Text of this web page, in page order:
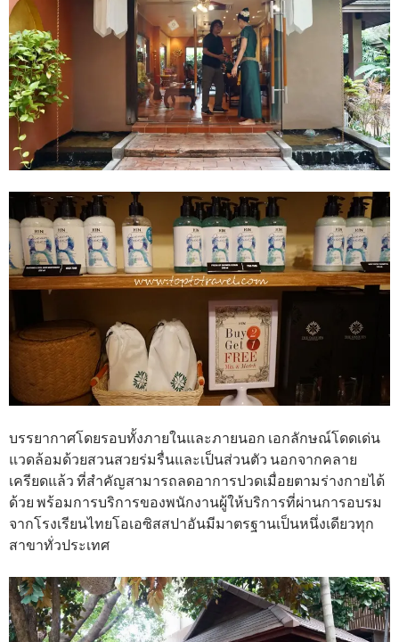
บรรยากาศโดยรอบทั้งภายในและภายนอก เอกลักษณ์โดดเด่น
แวดล้อมด้วยสวนสวยร่มรื่นและเป็นส่วนตัว นอกจากคลาย
เครียดแล้ว ที่สำคัญสามารถลดอาการปวดเมื่อยตามร่างกายได้
ด้วย พร้อมการบริการของพนักงานผู้ให้บริการที่ผ่านการอบรม
จากโรงเรียนไทยโอเอซิสสปาอันมีมาตรฐานเป็นหนึ่งเดียวทุก
สาขาทั่วประเทศ